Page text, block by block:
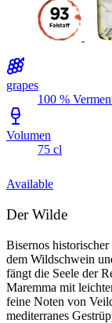
grapes
100 %
Volumen
75 cl
Available
Der Wilde
Bisernos
dem Wildschwein
fängt die Seele der
Maremma mit
feine Noten von
mediterranes